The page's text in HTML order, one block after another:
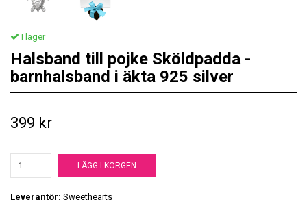
I lager
Halsband till pojke Sköldpadda -
barnhalsband i äkta 925 silver
399 kr
LÄGG I KORGEN
Leverantör: Sweethearts